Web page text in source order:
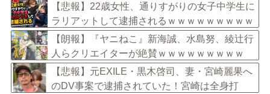
【悲報】22歳女性、通りすがりの女子中学生に
ラリアットして逮捕されるｗｗｗｗｗｗｗｗｗ
ｗｗｗｗ
【朗報】『ヤニねこ』新海誠、水島努、綾辻行
人らクリエイターが絶賛ｗｗｗｗｗｗｗｗｗ
【悲報】元EXILE・黒木啓司、妻・宮崎麗果へ
のDV事案で逮捕されていた！宮崎は全身打